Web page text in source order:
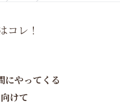
コレ！
にやってくる
けて